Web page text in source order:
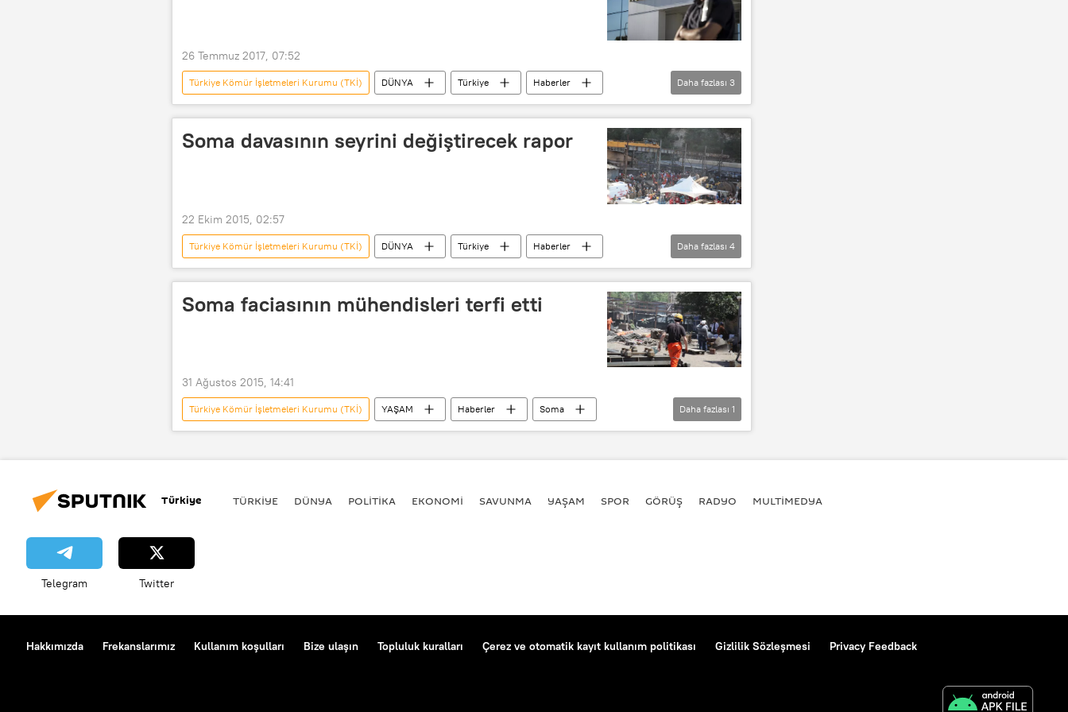
26 Temmuz 2017, 07:52
Türkiye Kömür İşletmeleri Kurumu (TKİ) DÜNYA Türkiye
Haberler
Akın İpek
Koza İpek Holding Altın
Daha fazlası 3
Soma davasının seyrini değiştirecek rapor
22 Ekim 2015, 02:57
Türkiye Kömür İşletmeleri Kurumu (TKİ) DÜNYA Türkiye
Haberler
TÜRKİYE
Soma Soma Kömür İşletmeleri Maden faciası
Daha fazlası 4
Soma faciasının mühendisleri terfi etti
31 Ağustos 2015, 14:41
Türkiye Kömür İşletmeleri Kurumu (TKİ) YAŞAM Haberler
Soma
Manisa
Soma maden kazası
Daha fazlası 1
Türkiye TÜRKIYE DÜNYA POLİTİKA EKONOMİ SAVUNMA YAŞAM SPOR GÖRÜŞ RADYO MULTİMEDYA
Telegram Twitter
Hakkımızda Frekanslarımız Kullanım koşulları Bize ulaşın Topluluk kuralları Çerez ve otomatik kayıt kullanım politikası Gizlilik Sözleşmesi Privacy Feedback